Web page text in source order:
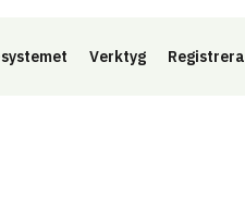
Verktyg Registrera